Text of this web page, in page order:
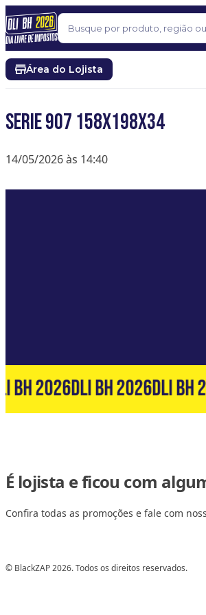
Pular para o conteúdo
Buscar
Área do Lojista
SERIE 907 158x198x34
14/05/2026 às 14:40
BH 2026DLI BH 2026DLI BH
É lojista e ficou com
Confira todas as promoções e fale com
© BlackZAP 2026. Todos os direitos reservados.